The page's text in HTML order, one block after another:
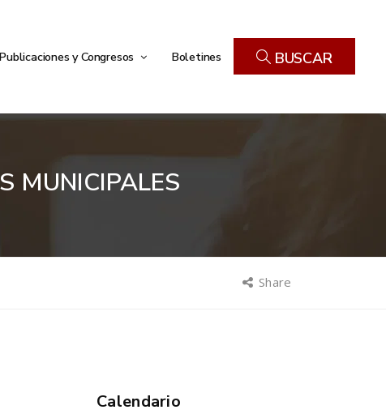
Publicaciones y Congresos Boletines BUSCAR
MUNICIPALES
Share
Calendario